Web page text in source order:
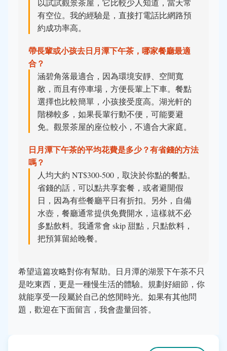
有空位。我的經驗是，直接打電話比網路預
約成功率高。
帶長輩或小孩去日月潭下午茶，哪家餐廳最適
合？
涵碧角落最適合，因為環境安靜、空間寬
敞，而且有停車場，方便長輩上下車。餐點
選擇也比較簡單，小孩接受度高。湖光軒的
階梯較多，如果長輩行動不便，可能要避
免。觀景茶屋的座位較小，不適合大家庭。
日月潭下午茶的平均花費是多少？有省錢的方法
嗎？
人均大約 NT$300-500，取決於你點的餐點。
省錢的話，可以點共享套餐，或者避開假
日，因為有些餐廳平日有折扣。另外，自備
水壺，餐廳通常提供免費開水，這樣就不必
多點飲料。我通常會 skip 甜點，只點飲料，
把預算留給晚餐。
希望這篇攻略對你有幫助。日月潭的湖景下午茶不只
是吃東西，更是一種慢生活的體驗。規劃好細節，你
就能享受一段屬於自己的悠閒時光。如果有其他問
題，歡迎在下面留言，我會盡量回答。